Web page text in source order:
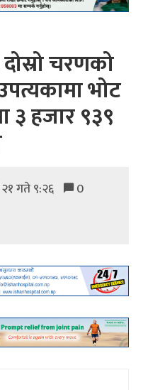
चरणको
भोट
३ हजार ९३९
गते ९:२६ 0